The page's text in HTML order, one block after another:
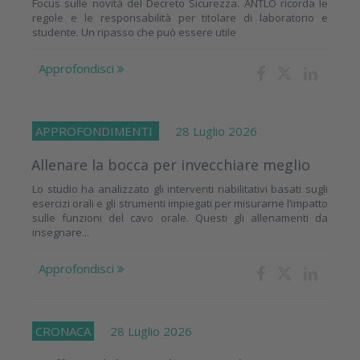
Focus sulle novità del Decreto Sicurezza. ANTLO ricorda le
regole e le responsabilità per titolare di laboratorio e
studente. Un ripasso che può essere utile
Approfondisci
APPROFONDIMENTI 28 Luglio 2026
Allenare la bocca per invecchiare meglio
Lo studio ha analizzato gli interventi riabilitativi basati sugli
esercizi orali e gli strumenti impiegati per misurarne l’impatto
sulle funzioni del cavo orale. Questi gli allenamenti da
insegnare...
Approfondisci
CRONACA 28 Luglio 2026